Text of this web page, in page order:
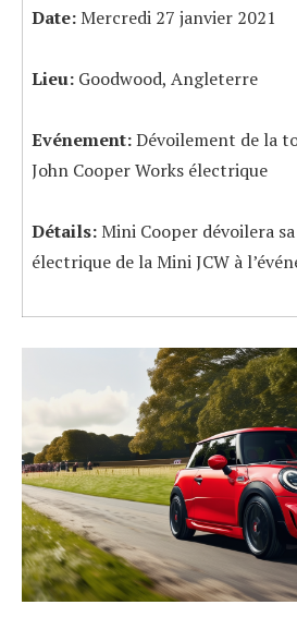
Date:Mercredi 27 janvier 2021
Lieu: Goodwood, Angleterre
Evénement:Dévoilement de la
John Cooper Works électrique
Détails:Mini Cooper dévoilera
électrique de la Mini JCW à